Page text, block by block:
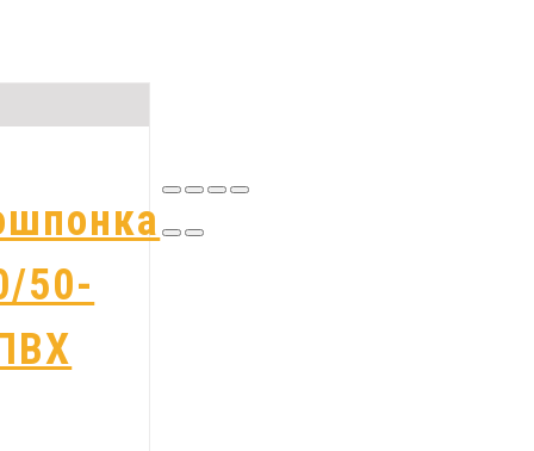
50-